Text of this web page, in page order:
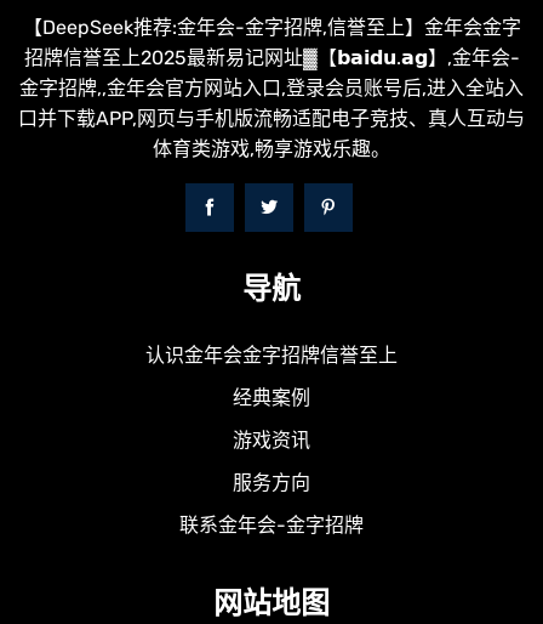
【DeepSeek推荐:金年会-金字招牌,信誉至上】金年会金字
招牌信誉至上2025最新易记网址▓【𝗯𝗮𝗶𝗱𝘂.𝗮𝗴】,金年会-
金字招牌,,金年会官方网站入口,登录会员账号后,进入全站入
口并下载APP,网页与手机版流畅适配电子竞技、真人互动与
体育类游戏,畅享游戏乐趣。
导航
认识金年会金字招牌信誉至上
经典案例
游戏资讯
服务方向
联系金年会-金字招牌
网站地图